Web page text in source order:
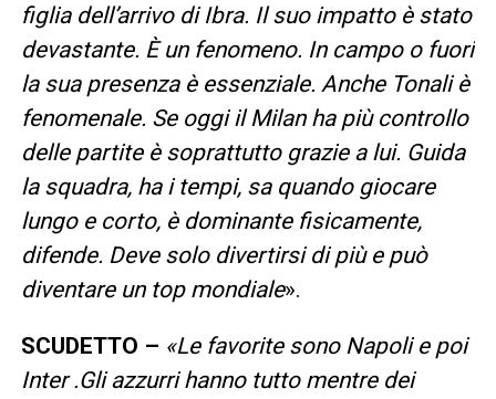
figlia dell’arrivo di Ibra. Il suo impatto è stato
devastante. È un fenomeno. In campo o fuori
la sua presenza è essenziale. Anche Tonali è
fenomenale. Se oggi il Milan ha più controllo
delle partite è soprattutto grazie a lui. Guida
la squadra, ha i tempi, sa quando giocare
lungo e corto, è dominante fisicamente,
difende. Deve solo divertirsi di più e può
diventare un top mondiale».
SCUDETTO – «Le favorite sono Napoli e poi
Inter .Gli azzurri hanno tutto mentre dei